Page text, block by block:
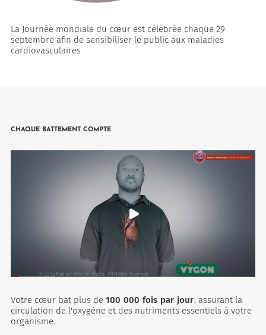
La Journée mondiale du cœur est célébrée chaque 29
septembre afin de sensibiliser le public aux maladies
cardiovasculaires
CHAQUE BATTEMENT COMPTE
Votre cœur bat plus de 100 000 fois par jour, assurant la
circulation de l'oxygène et des nutriments essentiels à votre
organisme.
Vygon a décidé de maintenir Nutrisafe2 pour ces patients.